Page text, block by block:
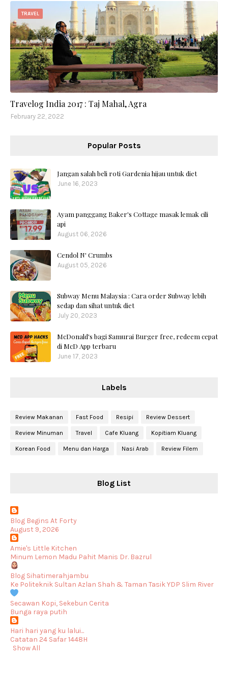
TRAVEL
Travelog India 2017 : Taj Mahal, Agra
February 22, 2022
Popular Posts
Jangan salah beli roti Gardenia hijau untuk diet
June 16, 2023
Ayam panggang Baker's Cottage masak lemak cili
api
August 06, 2026
Cendol N' Crumbs
August 05, 2026
Subway Menu Malaysia : Cara order Subway lebih
sedap dan sihat untuk diet
July 20, 2023
McDonald's bagi Samurai Burger free, redeem cepat
di McD App terbaru
June 17, 2023
Labels
Review Makanan Fast Food Resipi Review Dessert
Review Minuman Travel Cafe Kluang Kopitiam Kluang
Korean Food Menu dan Harga Nasi Arab Review Filem
Blog List
Blog Begins At Forty
August 9, 2026
Amie's Little Kitchen
Minum Lemon Madu Pahit Manis Dr. Bazrul
Blog Sihatimerahjambu
Ke Politeknik Sultan Azlan Shah & Taman Tasik YDP Slim River
Secawan Kopi, Sekebun Cerita
Bunga raya putih
Hari hari yang ku lalui...
Catatan 24 Safar 1448H
Show All